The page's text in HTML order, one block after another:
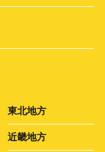
東北地方
近畿地方